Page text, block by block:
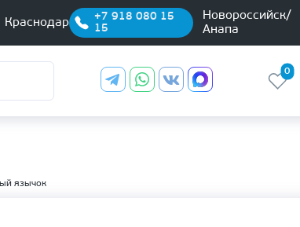
Краснодар
+7 918 080 15
15
Новороссийск/
Анапа
0
язычок